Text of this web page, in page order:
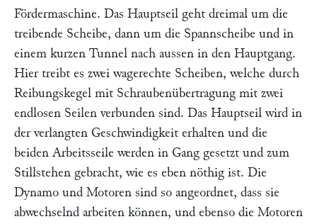
Fördermaschine. Das Hauptseil geht dreimal um die
treibende Scheibe, dann um die Spannscheibe und in
einem kurzen Tunnel nach aussen in den Hauptgang.
Hier treibt es zwei wagerechte Scheiben, welche durch
Reibungskegel mit Schraubenübertragung mit zwei
endlosen Seilen verbunden sind. Das Hauptseil wird in
der verlangten Geschwindigkeit erhalten und die
beiden Arbeitsseile werden in Gang gesetzt und zum
Stillstehen gebracht, wie es eben nöthig ist. Die
Dynamo und Motoren sind so angeordnet, dass sie
abwechselnd arbeiten können, und ebenso die Motoren